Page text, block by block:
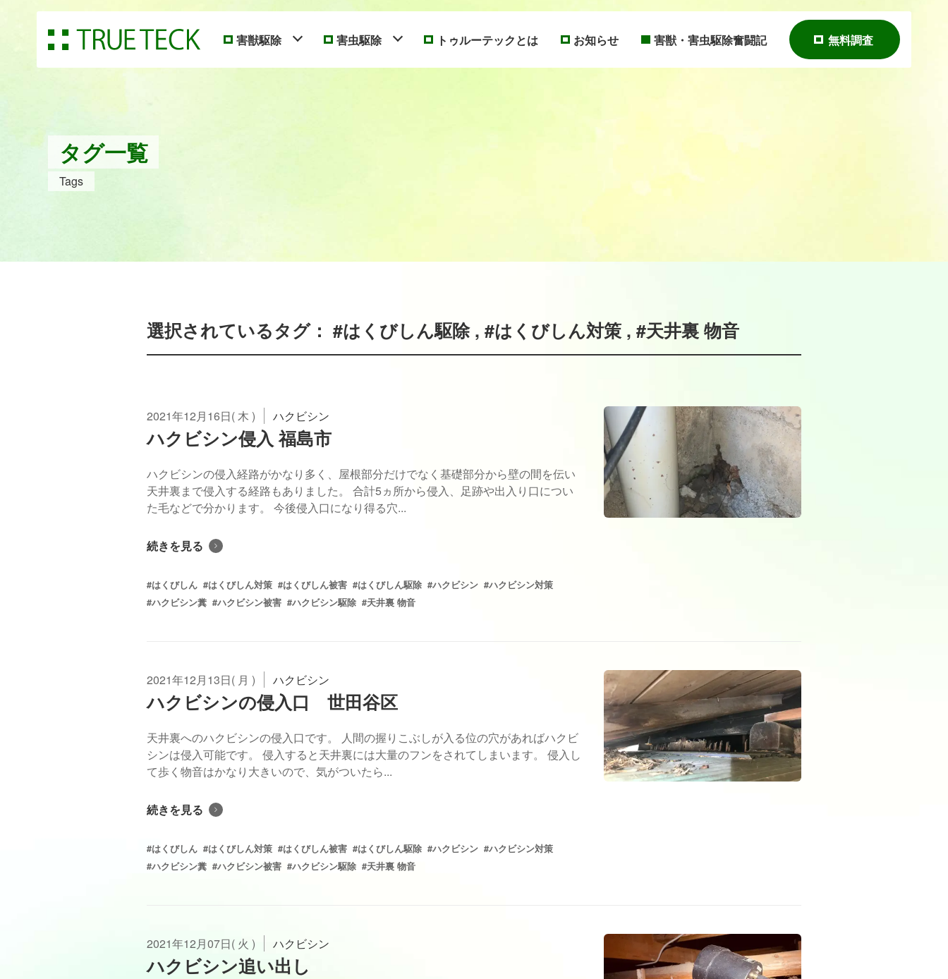
害獣駆除 害虫駆除 トゥルーテックとは お知らせ 害獣・害虫駆除奮闘記 無料調査
タグ一覧
Tags
選択されているタグ： #はくびしん駆除 , #はくびしん対策 , #天井裏 物音
2021年12月16日( 木 ) ハクビシン
ハクビシン侵入 福島市
ハクビシンの侵入経路がかなり多く、屋根部分だけでなく基礎部分から壁の間を伝い
天井裏まで侵入する経路もありました。 合計5ヵ所から侵入、足跡や出入り口につい
た毛などで分かります。 今後侵入口になり得る穴...
続きを見る
#はくびしん #はくびしん対策 #はくびしん被害 #はくびしん駆除 #ハクビシン #ハクビシン対策
#ハクビシン糞 #ハクビシン被害 #ハクビシン駆除 #天井裏 物音
2021年12月13日( 月 ) ハクビシン
ハクビシンの侵入口 世田谷区
天井裏へのハクビシンの侵入口です。 人間の握りこぶしが入る位の穴があればハクビ
シンは侵入可能です。 侵入すると天井裏には大量のフンをされてしまいます。 侵入し
て歩く物音はかなり大きいので、気がついたら...
続きを見る
#はくびしん #はくびしん対策 #はくびしん被害 #はくびしん駆除 #ハクビシン #ハクビシン対策
#ハクビシン糞 #ハクビシン被害 #ハクビシン駆除 #天井裏 物音
2021年12月07日( 火 ) ハクビシン
ハクビシン追い出し